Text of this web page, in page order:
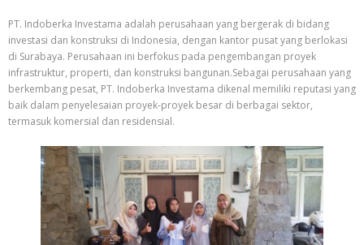
PT. Indoberka Investama adalah perusahaan yang bergerak di bidang
investasi dan konstruksi di Indonesia, dengan kantor pusat yang berlokasi
di Surabaya. Perusahaan ini berfokus pada pengembangan proyek
infrastruktur, properti, dan konstruksi bangunan.Sebagai perusahaan yang
berkembang pesat, PT. Indoberka Investama dikenal memiliki reputasi yang
baik dalam penyelesaian proyek-proyek besar di berbagai sektor,
termasuk komersial dan residensial.